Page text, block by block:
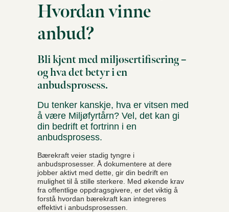
Hvordan vinne
anbud?
Bli kjent med miljøsertifisering –
og hva det betyr i en
anbudsprosess.
Du tenker kanskje, hva er vitsen med
å være Miljøfyrtårn? Vel, det kan gi
din bedrift et fortrinn i en
anbudsprosess.
Bærekraft veier stadig tyngre i
anbudsprosesser. Å dokumentere at dere
jobber aktivt med dette, gir din bedrift en
mulighet til å stille sterkere. Med økende krav
fra offentlige oppdragsgivere, er det viktig å
forstå hvordan bærekraft kan integreres
effektivt i anbudsprosessen.